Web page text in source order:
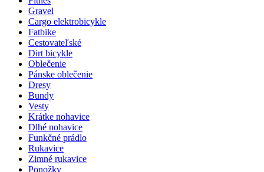
Gravel
Cargo elektrobicykle
Fatbike
Cestovateľské
Dirt bicykle
Oblečenie
Pánske oblečenie
Dresy
Bundy
Vesty
Krátke nohavice
Dlhé nohavice
Funkčné prádlo
Rukavice
Zimné rukavice
Ponožky